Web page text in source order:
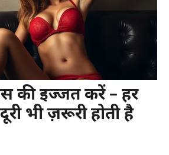
की इज्जत करें – हर
भी ज़रूरी होती है